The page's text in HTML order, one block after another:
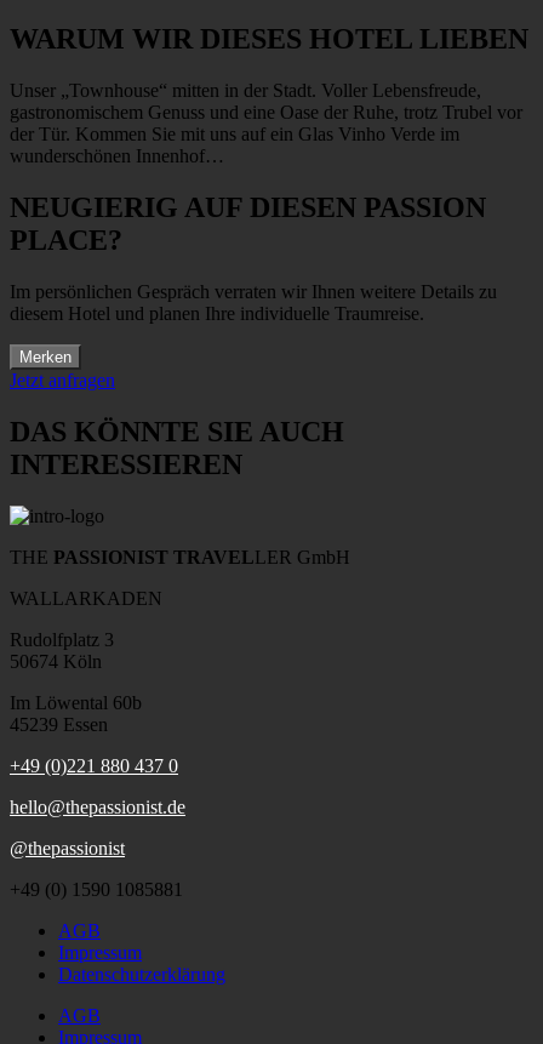
WARUM WIR DIESES HOTEL LIEBEN
Unser „Townhouse“ mitten in der Stadt. Voller Lebensfreude,
gastronomischem Genuss und eine Oase der Ruhe, trotz Trubel vor
der Tür. Kommen Sie mit uns auf ein Glas Vinho Verde im
wunderschönen Innenhof…
NEUGIERIG AUF DIESEN PASSION
PLACE?
Im persönlichen Gespräch verraten wir Ihnen weitere Details zu
diesem Hotel und planen Ihre individuelle Traumreise.
Merken
Jetzt anfragen
DAS KÖNNTE SIE AUCH
INTERESSIEREN
THE PASSIONIST TRAVELLER GmbH
WALLARKADEN
Rudolfplatz 3
50674 Köln
Im Löwental 60b
45239 Essen
+49 (0)221 880 437 0
hello@thepassionist.de
@thepassionist
+49 (0) 1590 1085881
AGB
Impressum
Datenschutzerklärung
AGB
Impressum